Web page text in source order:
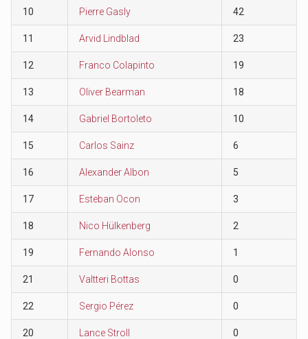
10 Pierre Gasly 42
11 Arvid Lindblad 23
12 Franco Colapinto 19
13 Oliver Bearman 18
14 Gabriel Bortoleto 10
15 Carlos Sainz 6
16 Alexander Albon 5
17 Esteban Ocon 3
18 Nico Hülkenberg 2
19 Fernando Alonso 1
21 Valtteri Bottas 0
22 Sergio Pérez 0
20 Lance Stroll 0